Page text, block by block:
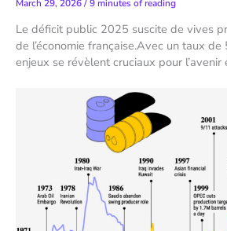
March 29, 2026/9 minutes of reading
Le déficit public 2025 suscite de vives
de l’économie française.Avec un taux
enjeux se révèlent cruciaux pour